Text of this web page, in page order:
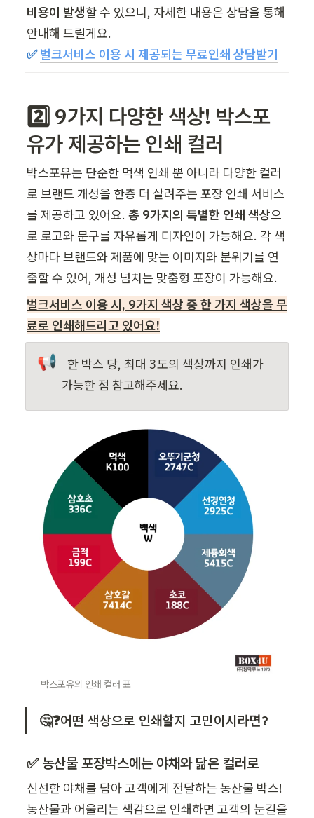
비용이 발생할 수 있으니, 자세한 내용은 상담을 통해
✅ 벌크서비스 이용 시 제공되는 무료인쇄 상담받기
2️⃣ 9가지 다양한 색상! 박스포
유가 제공하는 인쇄 컬러
박스포유는 단순한 먹색 인쇄 뿐 아니라 다양한 컬러
로 브랜드 개성을 한층 더 살려주는 포장 인쇄 서비스
를 제공하고 있어요. 총 9가지의 특별한 인쇄 색상으
로 로고와 문구를 자유롭게 디자인이 가능해요. 각 색
상마다 브랜드와 제품에 맞는 이미지와 분위기를 연
출할 수 있어, 개성 넘치는 맞춤형 포장이 가능해요.
벌크서비스 이용 시, 9가지 색상 중 한 가지 색상을 무
료로 인쇄해드리고 있어요!
📢
한 박스 당, 최대 3도의 색상까지 인쇄가
가능한 점 참고해주세요.
박스포유의 인쇄 컬러 표
🤔❓어떤 색상으로 인쇄할지 고민이시라면?
✅ 농산물 포장박스에는 야채와 닮은 컬러로
신선한 야채를 담아 고객에게 전달하는 농산물 박스!
농산물과 어울리는 색감으로 인쇄하면 고객의 눈길을